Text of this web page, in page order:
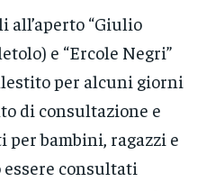
all’aperto “Giulio
e “Ercole Negri”
per alcuni giorni
di consultazione e
bambini, ragazzi e
consultati